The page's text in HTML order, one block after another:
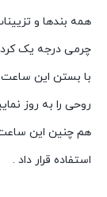
همه بندها و
چرمی درجه یک
با بستن این
روحی را به روز
هم چنین این
استفاده قرار داد .